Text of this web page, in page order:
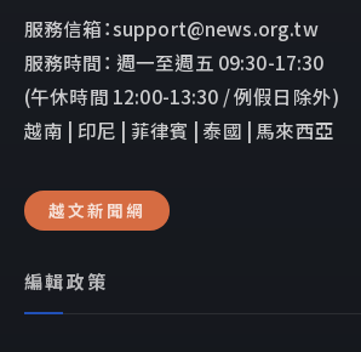
服務信箱：support@news.org.tw
服務時間： 週一至週五 09:30-17:30
(午休時間 12:00-13:30 / 例假日除外)
越南 | 印尼 | 菲律賓 | 泰國 | 馬來西亞
越文新聞網
編輯政策